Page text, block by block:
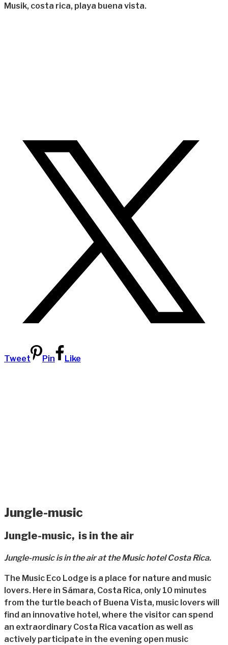
Musik, costa rica, playa buena vista.
Tweet Pin Like
Jungle-music
Jungle-music, is in the air
Jungle-music is in the air at the Music hotel Costa Rica.
The Music Eco Lodge is a place for nature and music
lovers. Here in Sámara, Costa Rica, only 10 minutes
from the turtle beach of Buena Vista, music lovers will
find an innovative hotel, where the visitor can spend
an extraordinary Costa Rica vacation as well as
actively participate in the evening open music